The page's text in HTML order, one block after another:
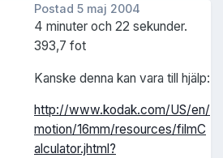
Postad 5 maj 2004
4 minuter och 22 sekunder.
393,7 fot
Kanske denna kan vara till hjälp:
http://www.kodak.com/US/en/
motion/16mm/resources/filmC
alculator.jhtml?